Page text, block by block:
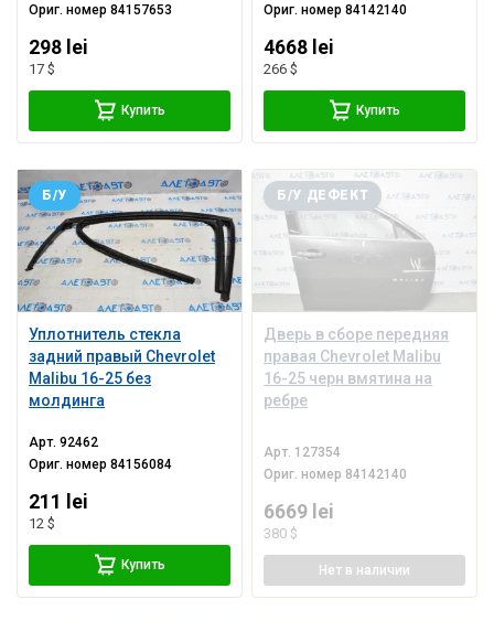
Ориг. номер84157653
298 lei
17 $
Купить
Ориг. номер84142140
4668 lei
266 $
Купить
Уплотнитель стекла
задний правый Chevrolet
Malibu 16-25 без
молдинга
Б/У
Арт.92462
Ориг. номер84156084
211 lei
12 $
Купить
Дверь в сборе передняя
правая Chevrolet Malibu
16-25 черн вмятина на
ребре
Б/У ДЕФЕКТ
Арт. 127354
Ориг. номер 84142140
6669 lei
380 $
Нет в наличии